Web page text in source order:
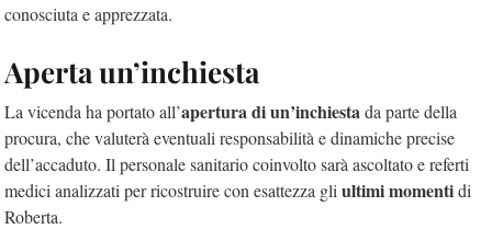
conosciuta e apprezzata.
Aperta un’inchiesta
La vicenda ha portato all’apertura di un’inchiestada parte della
procura, che valuterà eventuali responsabilità e dinamiche precise
dell’accaduto. Il personale sanitario coinvolto sarà ascoltato e referti
medici analizzati per ricostruire con esattezza gli ultimi momentidi
Roberta.